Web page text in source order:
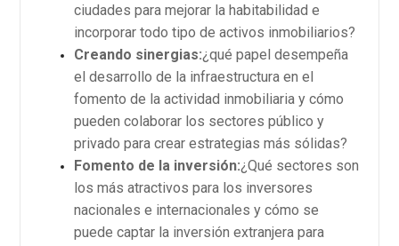
ciudades para mejorar la habitabilidad e
incorporar todo tipo de activos inmobiliarios?
Creando sinergias:¿qué papel desempeña
el desarrollo de la infraestructura en el
fomento de la actividad inmobiliaria y cómo
pueden colaborar los sectores público y
privado para crear estrategias más sólidas?
Fomento de la inversión:¿Qué sectores son
los más atractivos para los inversores
nacionales e internacionales y cómo se
puede captar la inversión extranjera para